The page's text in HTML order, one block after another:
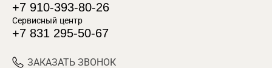
+7 910-393-80-26
Сервисный центр
+7 831 295-50-67
ЗАКАЗАТЬ ЗВОНОК